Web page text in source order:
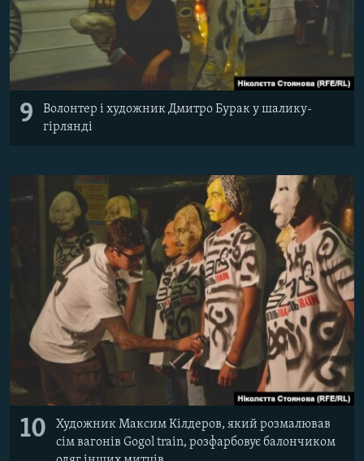
9
Волонтер і художник Дмитро Бурак у шалику-
гірлянді
10
Художник Максим Кілдеров, який розмалював
сім вагонів Gogol train, розфарбовує балончиком